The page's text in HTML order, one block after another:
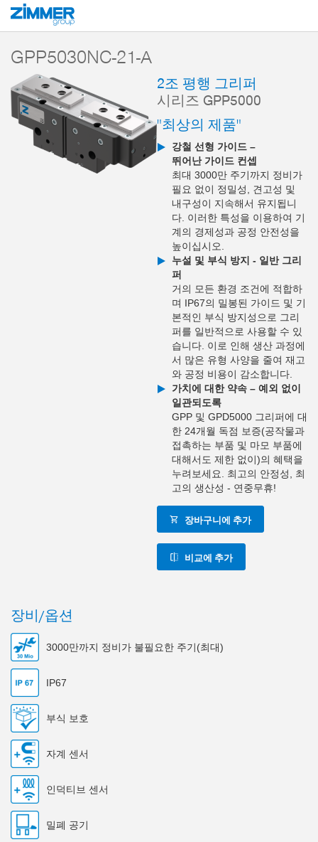
시작 제품
GPP5030NC-21-A
2조 평행 그리퍼
시리즈 GPP5000
"최상의 제품"
강철 선형 가이드 –
뛰어난 가이드 컨셉
최대 3000만 주기까지 정비가
필요 없이 정밀성, 견고성 및
내구성이 지속해서 유지됩니
다. 이러한 특성을 이용하여 기
계의 경제성과 공정 안전성을
높이십시오.
누설 및 부식 방지 - 일반 그리
퍼
거의 모든 환경 조건에 적합하
며 IP67의 밀봉된 가이드 및 기
본적인 부식 방지성으로 그리
퍼를 일반적으로 사용할 수 있
습니다. 이로 인해 생산 과정에
서 많은 유형 사양을 줄여 재고
와 공정 비용이 감소합니다.
가치에 대한 약속 – 예외 없이
일관되도록
GPP 및 GPD5000 그리퍼에 대
한 24개월 독점 보증(공작물과
접촉하는 부품 및 마모 부품에
대해서도 제한 없이)의 혜택을
누려보세요. 최고의 안정성, 최
고의 생산성 - 연중무휴!
장바구니에 추가
비교에 추가
장비/옵션
3000만까지 정비가 불필요한 주기(최대)
IP67
부식 보호
자계 센서
인덕티브 센서
밀폐 공기